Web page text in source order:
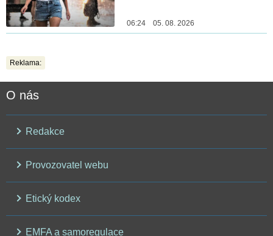
06:24 05. 08. 2026
Reklama:
O nás
Redakce
Provozovatel webu
Etický kodex
EMFA a samoregulace